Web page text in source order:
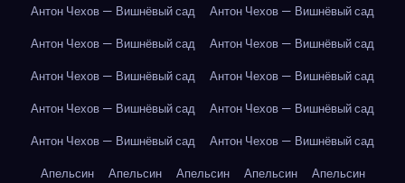
Антон Чехов — Вишнёвый сад
Антон Чехов — Вишнёвый сад
Антон Чехов — Вишнёвый сад
Антон Чехов — Вишнёвый сад
Антон Чехов — Вишнёвый сад
Антон Чехов — Вишнёвый сад
Антон Чехов — Вишнёвый сад
Антон Чехов — Вишнёвый сад
Антон Чехов — Вишнёвый сад
Антон Чехов — Вишнёвый сад
Апельсин
Апельсин Апельсин Апельсин
Апельсин